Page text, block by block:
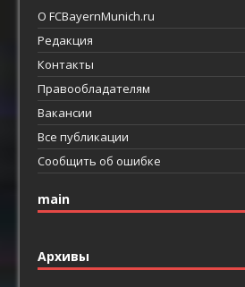
О FCBayernMunich.ru
Редакция
Контакты
Правообладателям
Вакансии
Все публикации
Сообщить об ошибке
main
Архивы